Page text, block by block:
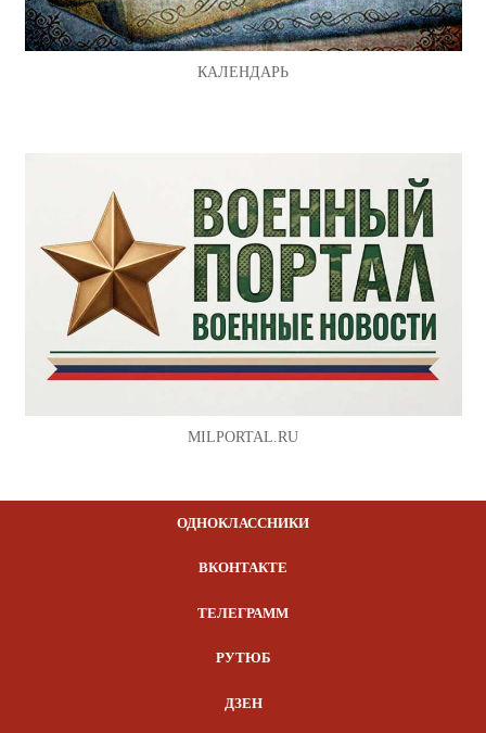
КАЛЕНДАРЬ
MILPORTAL.RU
ОДНОКЛАССНИКИ
ВКОНТАКТЕ
ТЕЛЕГРАММ
РУТЮБ
ДЗЕН